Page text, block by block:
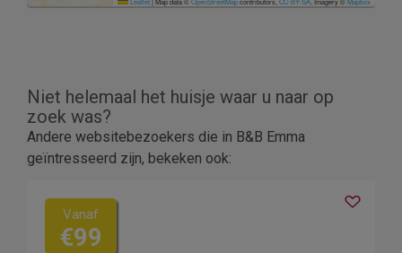
Niet helemaal het huisje waar u naar op
zoek was?
Andere websitebezoekers die in B&B Emma
geïntresseerd zijn, bekeken ook:
Vanaf
€99